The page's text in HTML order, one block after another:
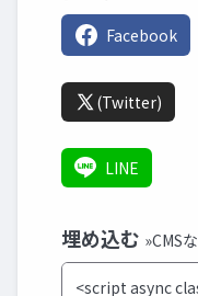
Facebook
(Twitter)
LINE
埋め込む »CMS